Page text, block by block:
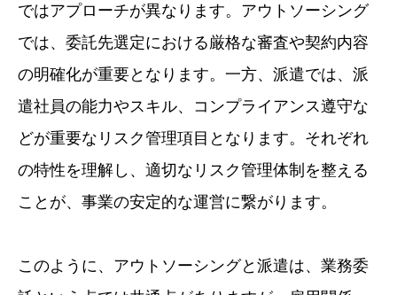
ではアプローチが異なります。アウトソーシング
では、委託先選定における厳格な審査や契約内容
の明確化が重要となります。一方、派遣では、派
遣社員の能力やスキル、コンプライアンス遵守な
どが重要なリスク管理項目となります。それぞれ
の特性を理解し、適切なリスク管理体制を整える
ことが、事業の安定的な運営に繋がります。
このように、アウトソーシングと派遣は、業務委